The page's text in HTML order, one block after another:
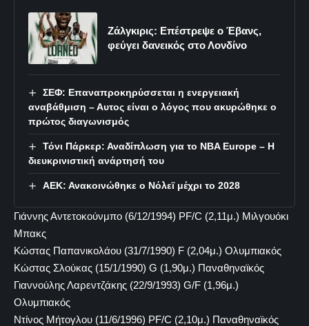
Ζάλγκιρις: Επέστρεψε ο Έβανς,
φεύγει δανεικός στο Λονδίνο
ΣΕΦ: Επαναπροκηρύσσεται η ενεργειακή
αναβάθμιση – Αυτος είναι ο λόγος που ακυρώθηκε ο
πρώτος διαγωνισμός
Τόνι Πάρκερ: Αναδίπλωση για το NBA Europe – Η
διευκρινιστική ανάρτησή του
ΑΕΚ: Ανακοινώθηκε ο Νόλεϊ μέχρι το 2028
Γιάννης Αντετοκούνμπο (6/12/1994) PF/C (2,11μ.) Μιλγουόκι
Μπακς
Κώστας Παπανικολάου (31/7/1990) F (2,04μ.) Ολυμπιακός
Κώστας Σλούκας (15/1/1990) G (1,90μ.) Παναθηναϊκός
Γιαννούλης Λαρεντζάκης (22/9/1993) G/F (1,96μ.)
Ολυμπιακός
Ντίνος Μήτογλου (11/6/1996) PF/C (2,10μ.) Παναθηναϊκός